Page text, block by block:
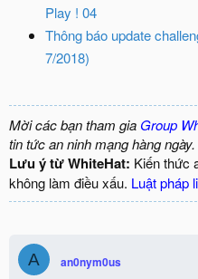
Play ! 04
Thông báo update
7/2018)
Mời các bạn tham gia Group
tin tức an ninh mạng hàng ngày.
Lưu ý từ WhiteHat: Kiến thức
không làm điều xấu. Luật pháp
A an0nym0us